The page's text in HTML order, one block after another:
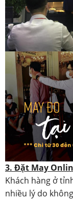
3. Đặt May
Khách hàng ở
nhiều lý do